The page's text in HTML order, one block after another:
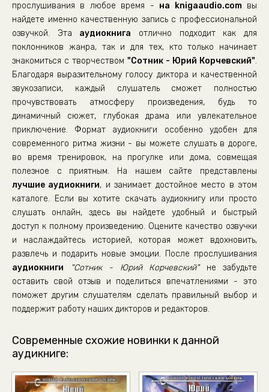
прослушивания в любое время - на knigaaudio.comвы
найдете именно качественную запись с профессиональной
озвучкой. Эта аудиокнига отлично подходит как для
поклонников жанра, так и для тех, кто только начинает
знакомиться с творчеством "Сотник - Юрий Корчевский".
Благодаря выразительному голосу диктора и качественной
звукозаписи, каждый слушатель сможет полностью
прочувствовать атмосферу произведения, будь то
динамичный сюжет, глубокая драма или увлекательное
приключение. Формат аудиокниги особенно удобен для
современного ритма жизни - вы можете слушать в дороге,
во время тренировок, на прогулке или дома, совмещая
полезное с приятным. На нашем сайте представлены
лучшие аудиокниги, и занимает достойное место в этом
каталоге. Если вы хотите скачать аудиокнигу или просто
слушать онлайн, здесь вы найдете удобный и быстрый
доступ к полному произведению. Оцените качество озвучки
и наслаждайтесь историей, которая может вдохновить,
развлечь и подарить новые эмоции. После прослушивания
аудиокниги
"Сотник - Юрий Корчевский"не забудьте
оставить свой отзыв и поделиться впечатлениями - это
поможет другим слушателям сделать правильный выбор и
поддержит работу наших дикторов и редакторов.
Современные схожие новинки к данной
аудикниге: